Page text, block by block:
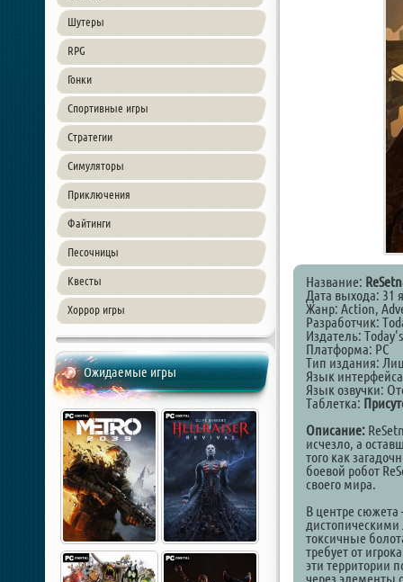
Шутеры
RPG
Гонки
Спортивные игры
Стратегии
Симуляторы
Приключения
Файтинги
Песочницы
Квесты
Хоррор игры
Ожидаемые игры
Название:
Дата выхода: 31
Жанр: Action,
Разработчик:
Издатель:
Платформа: PC
Тип издания:
Язык
Язык озвучки:
Таблетка:
Описание:
исчезло, а
того как
боевой робот
своего мира.
В центре
токсичные
требует от
эти территории
через